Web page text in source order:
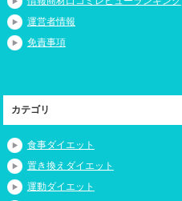
運営者情報
免責事項
カテゴリ
食事ダイエット
置き換えダイエット
運動ダイエット